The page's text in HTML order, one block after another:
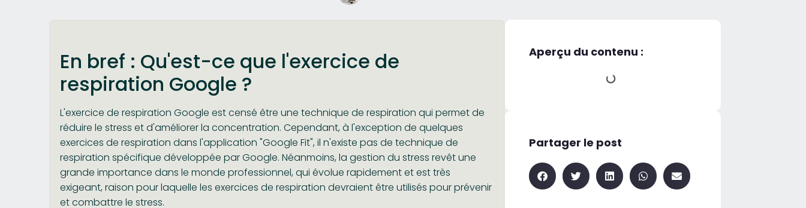
En bref : Qu'est-ce que l'exercice de
respiration Google ?
L'exercice de respiration Google est censé être une technique de respiration qui permet de
réduire le stress et d'améliorer la concentration. Cependant, à l'exception de quelques
exercices de respiration dans l'application "Google Fit", il n'existe pas de technique de
respiration spécifique développée par Google. Néanmoins, la gestion du stress revêt une
grande importance dans le monde professionnel, qui évolue rapidement et est très
exigeant, raison pour laquelle les exercices de respiration devraient être utilisés pour prévenir
et combattre le stress.
Aperçu du contenu :
Partager le post